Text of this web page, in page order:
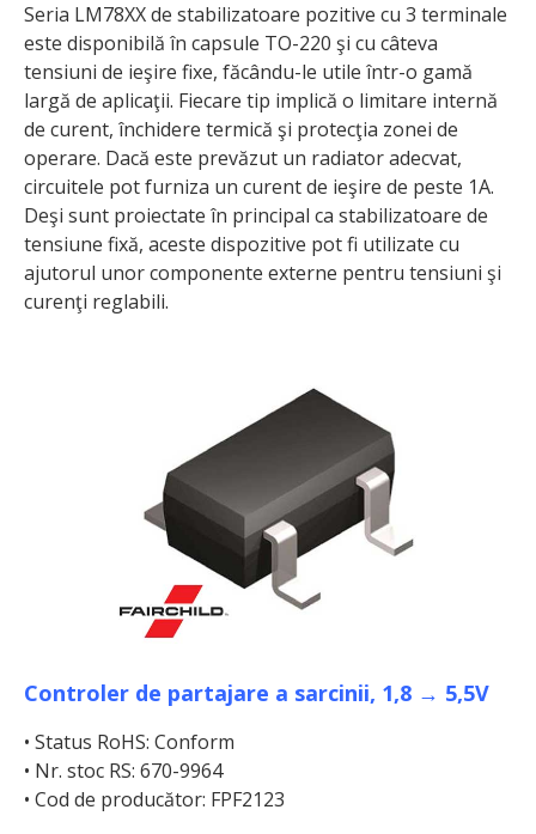
Seria LM78XX de stabilizatoare pozitive cu 3 terminale
este disponibilă în capsule TO-220 şi cu câteva
tensiuni de ieşire fixe, făcându-le utile într-o gamă
largă de aplicaţii. Fiecare tip implică o limitare internă
de curent, închidere termică şi protecţia zonei de
operare. Dacă este prevăzut un radiator adecvat,
circuitele pot furniza un curent de ieşire de peste 1A.
Deşi sunt proiectate în principal ca stabilizatoare de
tensiune fixă, aceste dispozitive pot fi utilizate cu
ajutorul unor componente externe pentru tensiuni şi
curenţi reglabili.
Controler de partajare a sarcinii, 1,8 → 5,5V
• Status RoHS: Conform
• Nr. stoc RS: 670-9964
• Cod de producător: FPF2123